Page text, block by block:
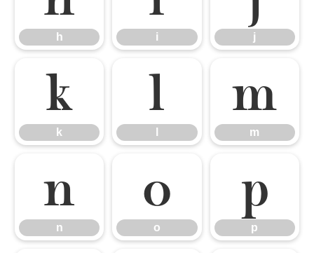
h i j
k
k
l m
m
n
n
o
o
p
p